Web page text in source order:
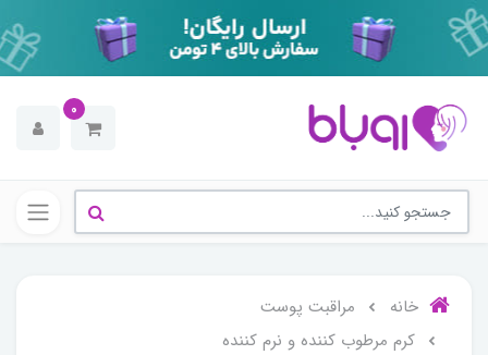
0
خانه
مراقبت پوست
کرم مرطوب کننده و نرم کننده